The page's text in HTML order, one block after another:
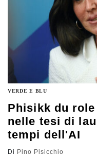
VERDE E BLU
Phisikk du
nelle tesi di
tempi dell'AI
Di Pino Pisicchio